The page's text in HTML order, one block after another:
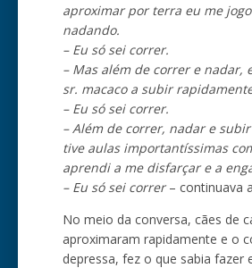
aproximar por terra eu me
nadando.
– Eu só sei correr.
– Mas além de correr e nadar,
sr. macaco a subir
– Eu só sei correr.
– Além de correr, nadar e
tive aulas importantíssimas
aprendi a me disfarçar e a
– Eu só sei correr– continuava
No meio da conversa, cães de
aproximaram rapidamente e o
depressa, fez o que sabia fazer